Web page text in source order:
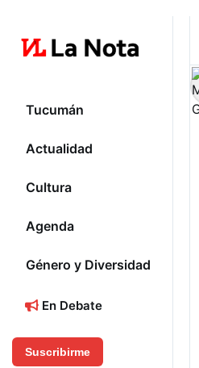
Tucumán
Actualidad
Cultura
Agenda
Género y Diversidad
En Debate
Suscribirme